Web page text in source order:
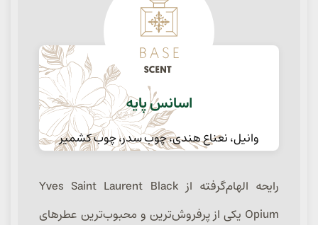
اسانس پایه
وانیل، نعناع هندی، چوب سدر، چوب کشمیر
رایحه الهام‌گرفته از Yves Saint Laurent Black
Opium یکی از پرفروش‌ترین و محبوب‌ترین عطرهای